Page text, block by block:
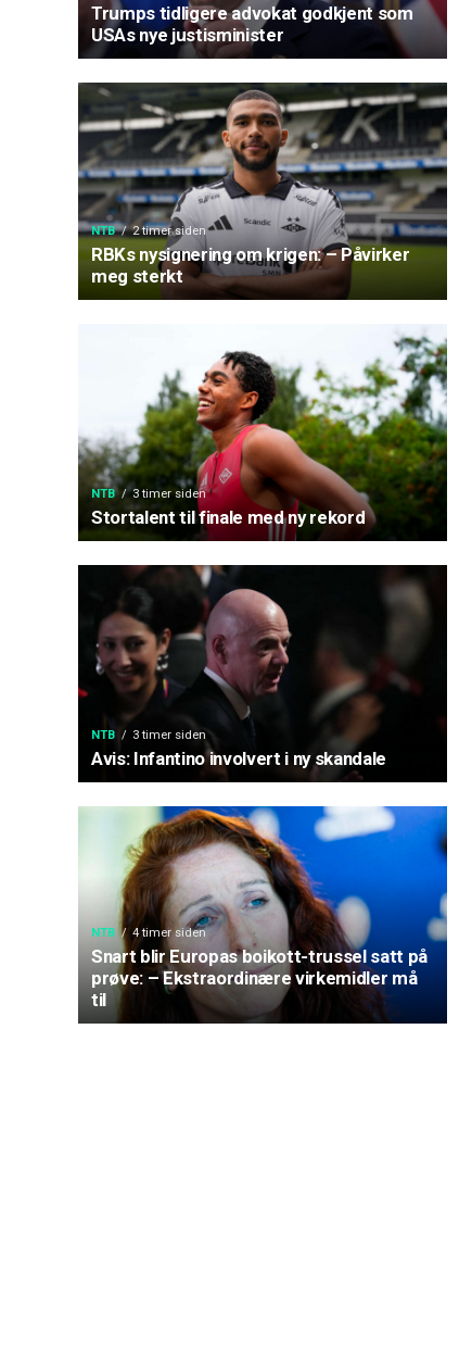
Trumps tidligere advokat godkjent som
USAs nye justisminister
NTB 2 timer siden
RBKs nysignering om krigen: – Påvirker
meg sterkt
NTB 3 timer siden
Stortalent til finale med ny rekord
NTB 3 timer siden
Avis: Infantino involvert i ny skandale
NTB 4 timer siden
Snart blir Europas boikott-trussel satt på
prøve: – Ekstraordinære virkemidler må
til